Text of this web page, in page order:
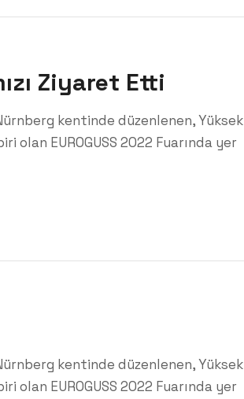
Ziyaret Etti
kentinde düzenlenen, Yüksek
olan EUROGUSS 2022 Fuarında yer
kentinde düzenlenen, Yüksek
olan EUROGUSS 2022 Fuarında yer